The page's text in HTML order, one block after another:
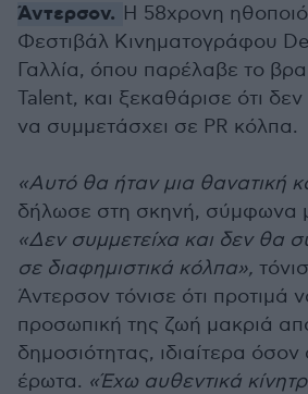
Άντερσον. Η 58χρονη
Φεστιβάλ Κινηματογράφου
Γαλλία, όπου παρέλαβε το
Talent, και ξεκαθάρισε ότι δεν
να συμμετάσχει σε PR κόλπα.
«Αυτό θα ήταν μια θανατική
δήλωσε στη σκηνή, σύμφωνα
«Δεν συμμετείχα και δεν θα
σε διαφημιστικά κόλπα»,
Άντερσον τόνισε ότι προτιμά
προσωπική της ζωή μακριά
δημοσιότητας, ιδιαίτερα
έρωτα. «Έχω αυθεντικά